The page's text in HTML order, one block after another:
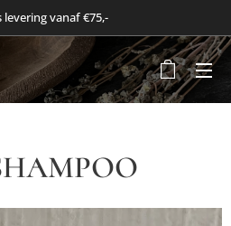
levering vanaf €75,-